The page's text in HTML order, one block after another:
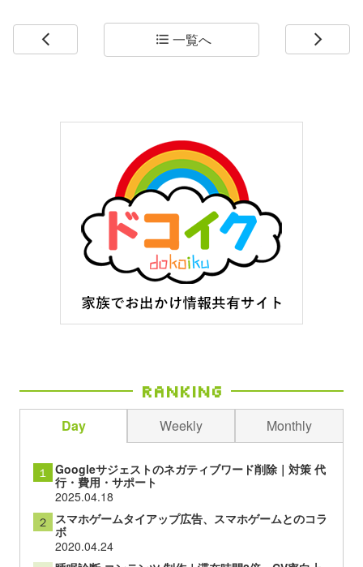
arrow_back_ios format_list_bulleted 一覧へ arrow_forward_ios
Ranking
Day Weekly Monthly
１
Googleサジェストのネガティブワード削除｜対策 代
行・費用・サポート
2025.04.18
２
スマホゲームタイアップ広告、スマホゲームとのコラ
ボ
2020.04.24